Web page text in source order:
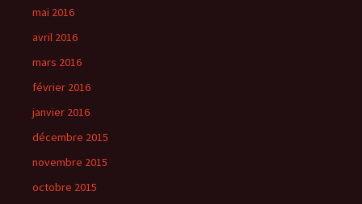
mai 2016
avril 2016
mars 2016
février 2016
janvier 2016
décembre 2015
novembre 2015
octobre 2015